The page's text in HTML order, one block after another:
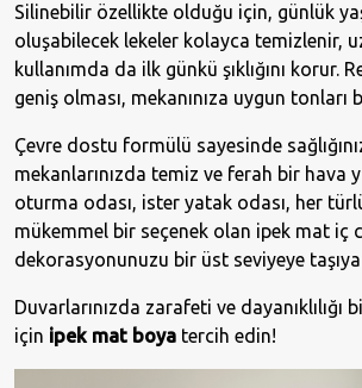
Silinebilir özellikte olduğu için, günlük
oluşabilecek lekeler kolayca temizlenir,
kullanımda da ilk günkü şıklığını korur.
geniş olması, mekanınıza uygun tonları
Çevre dostu formülü sayesinde
mekanlarınızda temiz ve ferah bir hava
oturma odası, ister yatak odası, her
mükemmel bir seçenek olan ipek mat iç
dekorasyonunuzu bir üst seviyeye
Duvarlarınızda zarafeti ve dayanıklılığı
için ipek mat boya tercih edin!